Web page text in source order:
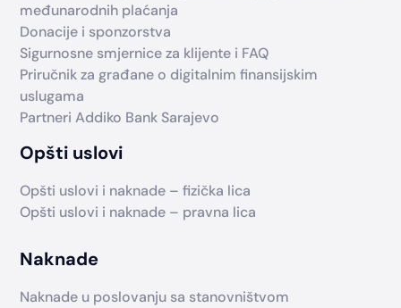
međunarodnih plaćanja
Donacije i sponzorstva
Sigurnosne smjernice za klijente i FAQ
Priručnik za građane o digitalnim finansijskim
uslugama
Partneri Addiko Bank Sarajevo
Opšti uslovi
Opšti uslovi i naknade – fizička lica
Opšti uslovi i naknade – pravna lica
Naknade
Naknade u poslovanju sa stanovništvom